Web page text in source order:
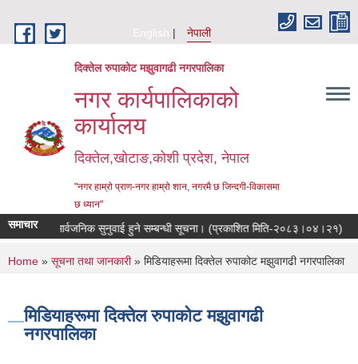
English
नेपाली
दिक्तेल रुपाकोट मझुवागढी नगरपालिका
नगर कार्यपालिकाको
कार्यालय
दिक्तेल,खोटाङ,कोशी प्रदेश, नेपाल
"नगर हाम्रो प्राण-नगर हाम्रो शान, नगरमै छ जिन्दगी-विकासमा
छ ध्यान"
समाचारसार्वजनिक सुनुवाई हुने सम्बन्धी सूचना। (प्रकाशित मिति-२०८३।०४।२१)
You are here
Home » सूचना तथा जानकारी» मिडियाहरूमा दिक्तेल रुपाकोट मझुवागढी नगरपालिका
मिडियाहरूमा दिक्तेल रुपाकोट मझुवागढी
नगरपालिका